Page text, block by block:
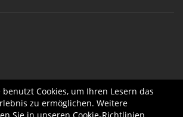
Cookies, um Ihren Lesern das
zu ermöglichen. Weitere